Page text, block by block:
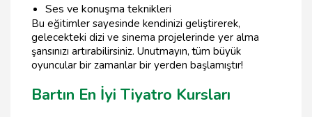
Ses ve konuşma teknikleri
Bu eğitimler sayesinde kendinizi geliştirerek,
gelecekteki dizi ve sinema projelerinde yer alma
şansınızı artırabilirsiniz. Unutmayın,tüm büyük
oyuncular bir zamanlar bir yerden başlamıştır!
Bartın En İyi Tiyatro Kursları